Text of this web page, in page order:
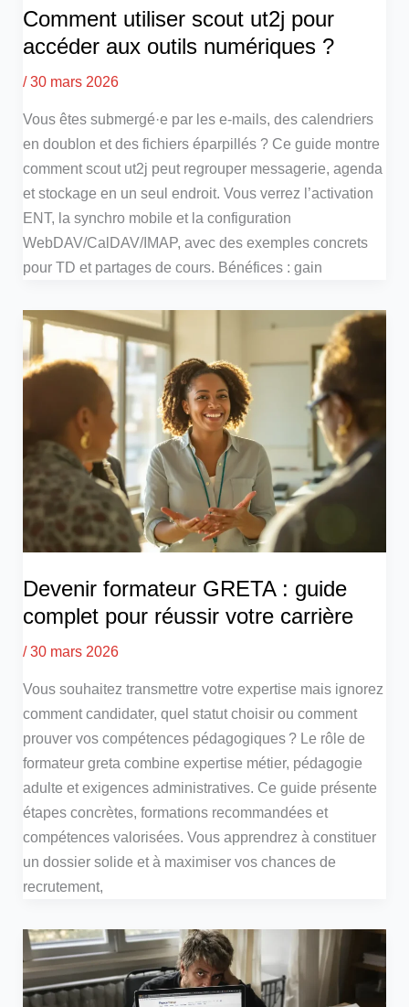
Comment utiliser scout ut2j pour
accéder aux outils numériques ?
/30 mars 2026
Vous êtes submergé·e par les e-mails, des calendriers
en doublon et des fichiers éparpillés ? Ce guide montre
comment scout ut2j peut regrouper messagerie, agenda
et stockage en un seul endroit. Vous verrez l’activation
ENT, la synchro mobile et la configuration
WebDAV/CalDAV/IMAP, avec des exemples concrets
pour TD et partages de cours. Bénéfices : gain
Devenir formateur GRETA : guide
complet pour réussir votre carrière
/30 mars 2026
Vous souhaitez transmettre votre expertise mais ignorez
comment candidater, quel statut choisir ou comment
prouver vos compétences pédagogiques ? Le rôle de
formateur greta combine expertise métier, pédagogie
adulte et exigences administratives. Ce guide présente
étapes concrètes, formations recommandées et
compétences valorisées. Vous apprendrez à constituer
un dossier solide et à maximiser vos chances de
recrutement,